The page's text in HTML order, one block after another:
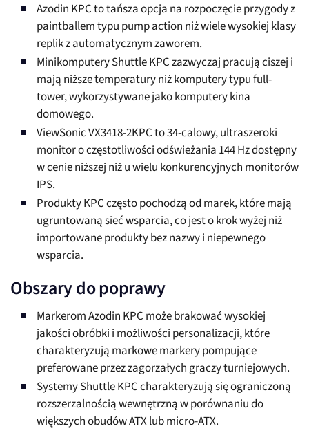
Azodin KPC to tańsza opcja na rozpoczęcie przygody z
paintballem typu pump action niż wiele wysokiej klasy
replik z automatycznym zaworem.
Minikomputery Shuttle KPC zazwyczaj pracują ciszej i
mają niższe temperatury niż komputery typu full-
tower, wykorzystywane jako komputery kina
domowego.
ViewSonic VX3418-2KPC to 34-calowy, ultraszeroki
monitor o częstotliwości odświeżania 144 Hz dostępny
w cenie niższej niż u wielu konkurencyjnych monitorów
IPS.
Produkty KPC często pochodzą od marek, które mają
ugruntowaną sieć wsparcia, co jest o krok wyżej niż
importowane produkty bez nazwy i niepewnego
wsparcia.
Obszary do poprawy
Markerom Azodin KPC może brakować wysokiej
jakości obróbki i możliwości personalizacji, które
charakteryzują markowe markery pompujące
preferowane przez zagorzałych graczy turniejowych.
Systemy Shuttle KPC charakteryzują się ograniczoną
rozszerzalnością wewnętrzną w porównaniu do
większych obudów ATX lub micro-ATX.